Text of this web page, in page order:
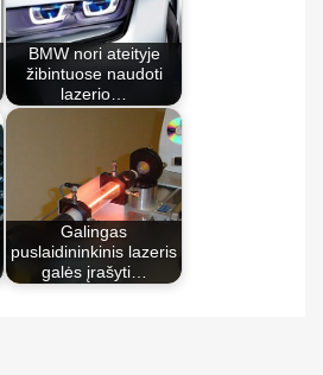
BMW nori ateityje
žibintuose naudoti
lazerio…
Galingas
puslaidininkinis lazeris
galės įrašyti…